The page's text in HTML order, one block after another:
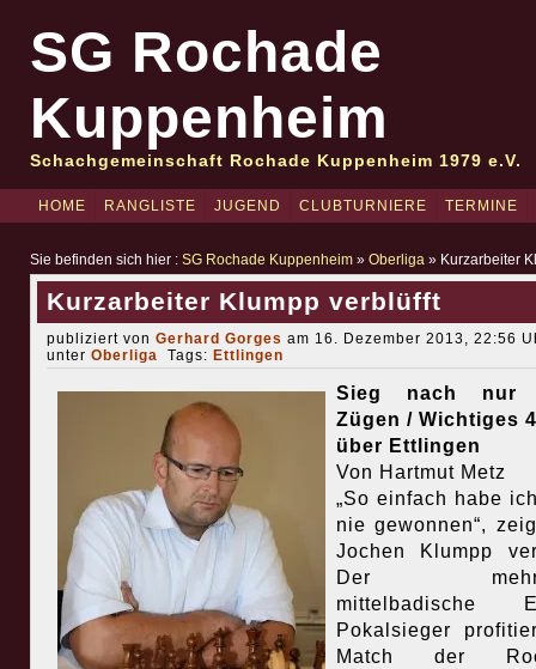
SG Rochade
Kuppenheim
Schachgemeinschaft Rochade Kuppenheim 1979 e.V.
HOME RANGLISTE JUGEND CLUBTURNIERE TERMINE
Sie befinden sich hier : SG Rochade Kuppenheim» Oberliga» Kurzarbeiter
Kurzarbeiter Klumpp verblüfft
publiziert von Gerhard Gorges am 16. Dezember 2013, 22:56
unter Oberliga Tags: Ettlingen
Sieg nach nur
Zügen / Wichtiges
über Ettlingen
Von Hartmut Metz
„So einfach habe
nie gewonnen“,
Jochen Klumpp
Der
mittelbadische
Pokalsieger
Match der